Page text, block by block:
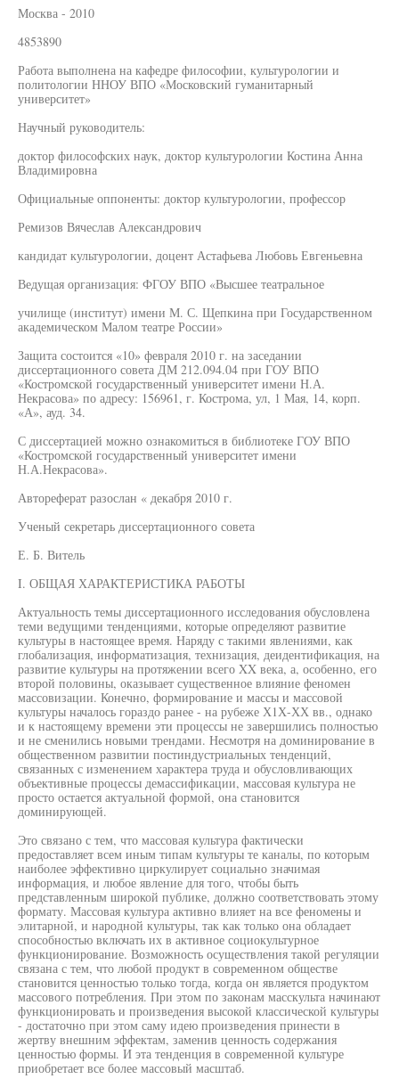
Москва - 2010
4853890
Работа выполнена на кафедре философии, культурологии и
политологии ННОУ ВПО «Московский гуманитарный
университет»
Научный руководитель:
доктор философских наук, доктор культурологии Костина Анна
Владимировна
Официальные оппоненты: доктор культурологии, профессор
Ремизов Вячеслав Александрович
кандидат культурологии, доцент Астафьева Любовь Евгеньевна
Ведущая организация: ФГОУ ВПО «Высшее театральное
училище (институт) имени М. С. Щепкина при Государственном
академическом Малом театре России»
Защита состоится «10» февраля 2010 г. на заседании
диссертационного совета ДМ 212.094.04 при ГОУ ВПО
«Костромской государственный университет имени Н.А.
Некрасова» по адресу: 156961, г. Кострома, ул, 1 Мая, 14, корп.
«А», ауд. 34.
С диссертацией можно ознакомиться в библиотеке ГОУ ВПО
«Костромской государственный университет имени
Н.А.Некрасова».
Автореферат разослан « декабря 2010 г.
Ученый секретарь диссертационного совета
Е. Б. Витель
I. ОБЩАЯ ХАРАКТЕРИСТИКА РАБОТЫ
Актуальность темы диссертационного исследования обусловлена
теми ведущими тенденциями, которые определяют развитие
культуры в настоящее время. Наряду с такими явлениями, как
глобализация, информатизация, технизация, деидентификация, на
развитие культуры на протяжении всего XX века, а, особенно, его
второй половины, оказывает существенное влияние феномен
массовизации. Конечно, формирование и массы и массовой
культуры началось гораздо ранее - на рубеже Х1Х-ХХ вв., однако
и к настоящему времени эти процессы не завершились полностью
и не сменились новыми трендами. Несмотря на доминирование в
общественном развитии постиндустриальных тенденций,
связанных с изменением характера труда и обусловливающих
объективные процессы демассификации, массовая культура не
просто остается актуальной формой, она становится
доминирующей.
Это связано с тем, что массовая культура фактически
предоставляет всем иным типам культуры те каналы, по которым
наиболее эффективно циркулирует социально значимая
информация, и любое явление для того, чтобы быть
представленным широкой публике, должно соответствовать этому
формату. Массовая культура активно влияет на все феномены и
элитарной, и народной культуры, так как только она обладает
способностью включать их в активное социокультурное
функционирование. Возможность осуществления такой регуляции
связана с тем, что любой продукт в современном обществе
становится ценностью только тогда, когда он является продуктом
массового потребления. При этом по законам масскульта начинают
функционировать и произведения высокой классической культуры
- достаточно при этом саму идею произведения принести в
жертву внешним эффектам, заменив ценность содержания
ценностью формы. И эта тенденция в современной культуре
приобретает все более массовый масштаб.